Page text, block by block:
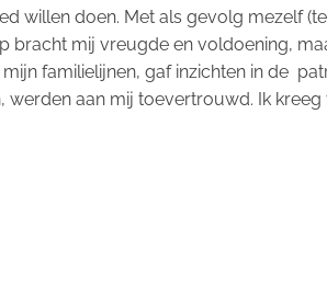
willen doen. Met als gevolg mezelf
bracht mij vreugde en voldoening,
familielijnen, gaf inzichten in de
aan mij toevertrouwd. Ik